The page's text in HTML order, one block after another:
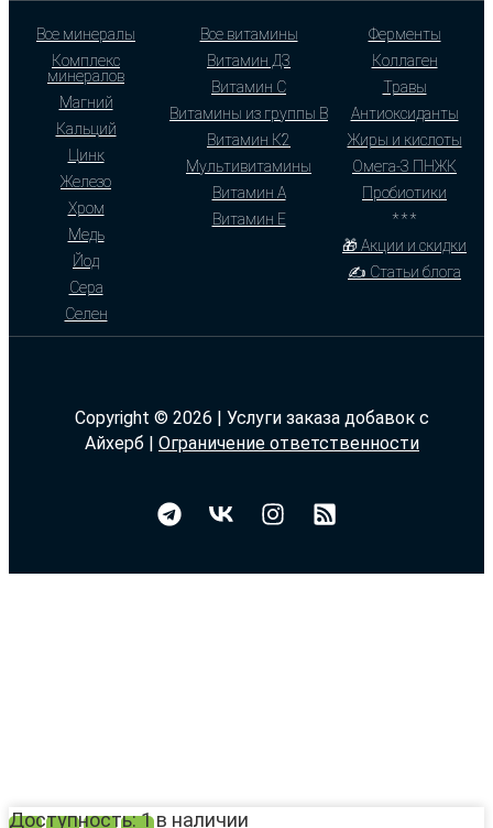
Все минералы
Комплекс
минералов
Магний
Кальций
Цинк
Железо
Хром
Медь
Йод
Сера
Селен
Все витамины
Витамин Д3
Витамин С
Витамины из группы В
Витамин К2
Мультивитамины
Витамин А
Витамин Е
Ферменты
Коллаген
Травы
Антиоксиданты
Жиры и кислоты
Омега-3 ПНЖК
Пробиотики
* * *
🎁 Акции и скидки
✍ Статьи блога
Copyright © 2026 | Услуги заказа добавок с
Айхерб | Ограничение ответственности
Доступность:1 в наличии